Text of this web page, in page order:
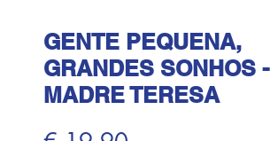
GENTE PEQUENA,
GRANDES SONHOS -
MADRE TERESA